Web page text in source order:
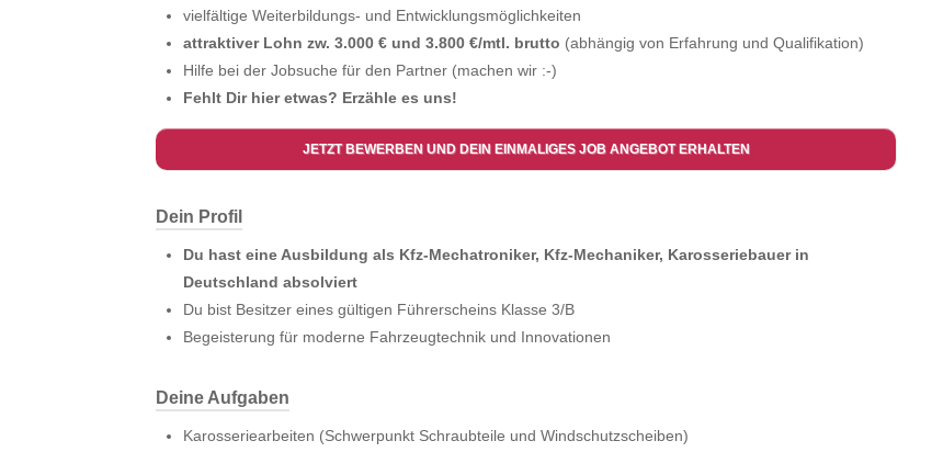
vielfältige Weiterbildungs- und Entwicklungsmöglichkeiten
attraktiver Lohn zw. 3.000 € und 3.800 €/mtl. brutto (abhängig von Erfahrung und Qualifikation)
Hilfe bei der Jobsuche für den Partner (machen wir :-)
Fehlt Dir hier etwas? Erzähle es uns!
JETZT BEWERBEN UND DEIN EINMALIGES JOB ANGEBOT ERHALTEN
Dein Profil
Du hast eine Ausbildung als Kfz-Mechatroniker, Kfz-Mechaniker, Karosseriebauer in
Deutschland absolviert
Du bist Besitzer eines gültigen Führerscheins Klasse 3/B
Begeisterung für moderne Fahrzeugtechnik und Innovationen
Deine Aufgaben
Karosseriearbeiten (Schwerpunkt Schraubteile und Windschutzscheiben)